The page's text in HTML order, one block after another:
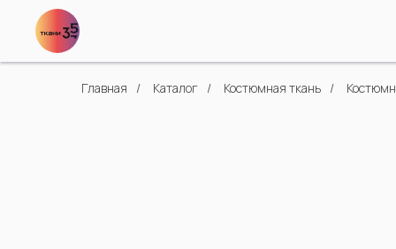
Главная / Каталог / Костюмная ткань /